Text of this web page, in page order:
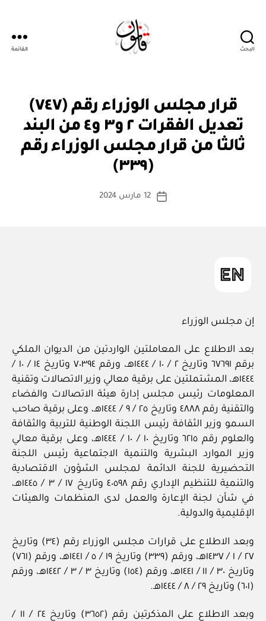
البحث القائمة
التصنيفات
قرار مجلس الوزراء رقم (٧٤٧)
تعديل الفقرات ٢ و٣ و٤ من البند
ثالثا من قرار مجلس الوزراء رقم
(٣٣٩)
كاتب
بو
ة
تاريخ
12 مارس 2024
إن مجلس الوزراء
بعد الاطلاع على المعاملتين الواردتين من الديوان الملكي
برقم ٦٧٦٩١ وتاريخ ٢ / ١٠ / ١٤٤٤هـ، ورقم ٧٠٣٩٤ وتاريخ ١٤ / ١٠ /
١٤٤٤هـ، المشتملتين على برقية معالي وزير الاتصالات وتقنية
المعلومات رئيس مجلس إدارة هيئة الاتصالات والفضاء
والتقنية رقم ٤٨٨٨ وتاريخ ٢٥ / ٩ / ١٤٤٤هـ، وعلى برقية صاحب
السمو وزير الثقافة رئيس اللجنة الوطنية للتربية والثقافة
والعلوم رقم ٦٢١٥ وتاريخ ١٠ / ١٠ / ١٤٤٤هـ، وعلى برقية معالي
وزير الموارد البشرية والتنمية الاجتماعية رئيس اللجنة
التحضيرية للجنة الدائمة لمجلس الشؤون الاقتصادية
والتنمية للتنظيم الإداري رقم ٤٠٥٩٨ وتاريخ ١٧ / ٣ / ١٤٤٥هـ،
في شأن لجنة الإعارة والعمل لدى المنظمات والهيئات
الإقليمية والدولية.
وبعد الاطلاع على قرارات مجلس الوزراء رقم (٣٤) وتاريخ
٢٧ / ١ / ١٤٣٧هـ، ورقم (٣٣٩) وتاريخ ١٩ / ٥ / ١٤٤١هـ، ورقم (٧٦١)
وتاريخ ٣٠ / ١١ / ١٤٤١هـ، ورقم (١٥٤) وتاريخ ٣ / ٣ / ١٤٤٢هـ، ورقم
(٦٠١) وتاريخ ٢٩ / ٨ / ١٤٤٤هـ.
وبعد الاطلاع على المذكرتين رقم (٣٦٥٢) وتاريخ ٢٤ / ١١ /